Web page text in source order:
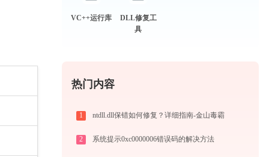
VC++运行库
DLL修复工
具
热门内容
1 ntdll.dll保错如何修复？详细指南-金山毒霸
2 系统提示0xc0000006错误码的解决方法